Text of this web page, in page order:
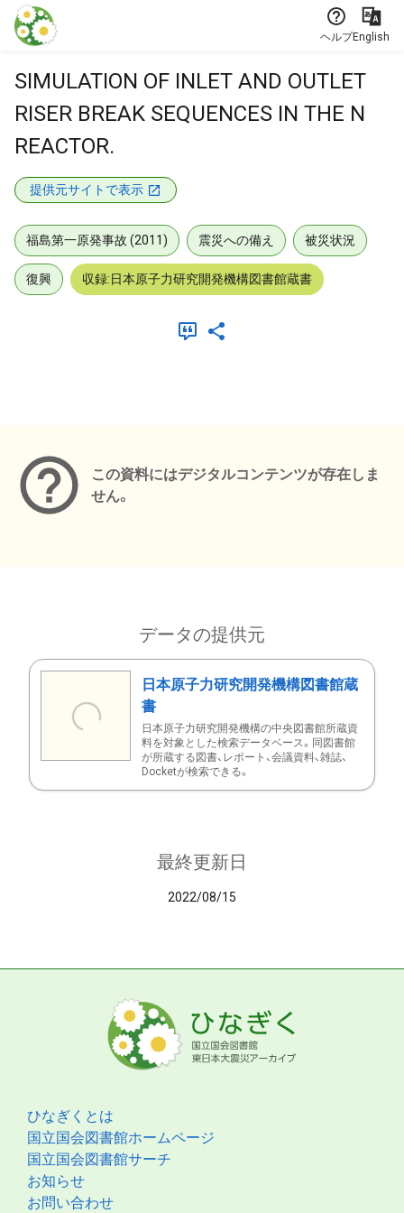
本文に飛ぶ
ヘルプEnglish
SIMULATION OF INLET AND OUTLET
RISER BREAK SEQUENCES IN THE N
REACTOR.
提供元サイトで表示
福島第一原発事故 (2011) 震災への備え 被災状況
復興 収録:日本原子力研究開発機構図書館蔵書
この資料にはデジタルコンテンツが存在しま
せん。
データの提供元
日本原子力研究開発機構図書館蔵
書
日本原子力研究開発機構の中央図書館所蔵資
料を対象とした検索データベース。同図書館
が所蔵する図書、レポート、会議資料、雑誌、
Docketが検索できる。
最終更新日
2022/08/15
ひなぎくとは
国立国会図書館ホームページ
国立国会図書館サーチ
お知らせ
お問い合わせ